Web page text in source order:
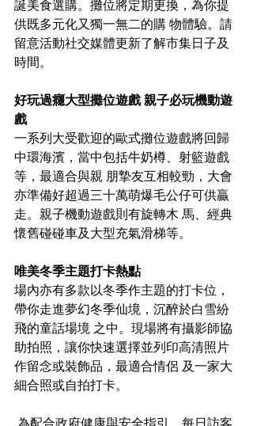
誕美食選購。攤位將定期更換，為你提
供既多元化又獨一無二的購 物體驗。請
留意活動社交媒體更新了解市集日子及
時間。
好玩過癮大型攤位遊戲 親子必玩機動遊
戲
一系列大受歡迎的歐式攤位遊戲將回歸
中環海濱，當中包括牛奶樽、射籃遊戲
等，最適合與親 朋摯友互相較勁，大會
亦準備好超過三十萬萌爆毛公仔可供贏
走。親子機動遊戲則有旋轉木 馬、經典
懷舊碰碰車及大型充氣滑梯等。
唯美冬季主題打卡熱點
場內亦有多款以冬季作主題的打卡位，
帶你走進夢幻冬季仙境，沉醉於白雪紛
飛的童話場境 之中。現場將有攝影師協
助拍照，讓你快速選擇並列印高清照片
作留念或裝飾品，最適合情侶 及一家大
細合照或自拍打卡。